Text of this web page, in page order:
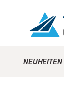
NEUHEITEN